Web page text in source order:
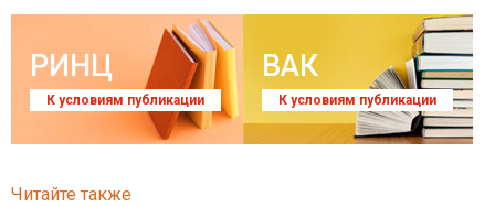
РИНЦ
К условиям публикации
ВАК
К условиям публикации
Читайте также